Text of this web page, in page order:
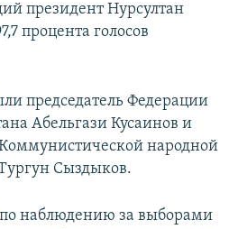
президент Нурсултан
процента голосов
председатель Федерации
Абельгази Кусаинов и
народной
Сыздыков.
наблюдению за выборами